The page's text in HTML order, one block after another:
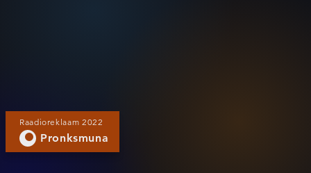
Raadioreklaam 2022
Pronksmuna